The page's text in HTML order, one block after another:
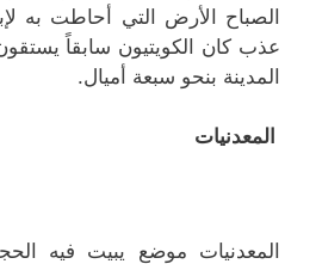
الصباح الأرض التي أحاطت به
عذب كان الكويتيون سابقاً
المدينة بنحو سبعة أميال.
المعدنيات
المعدنيات موضع يبيت فيه